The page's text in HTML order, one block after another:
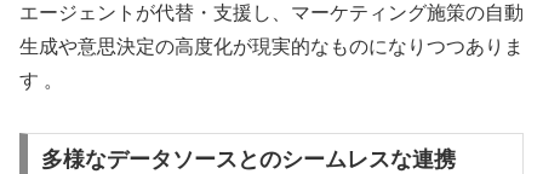
エージェントが代替・支援し、マーケティング施策の自動
生成や意思決定の高度化が現実的なものになりつつありま
す 。
多様なデータソースとのシームレスな連携